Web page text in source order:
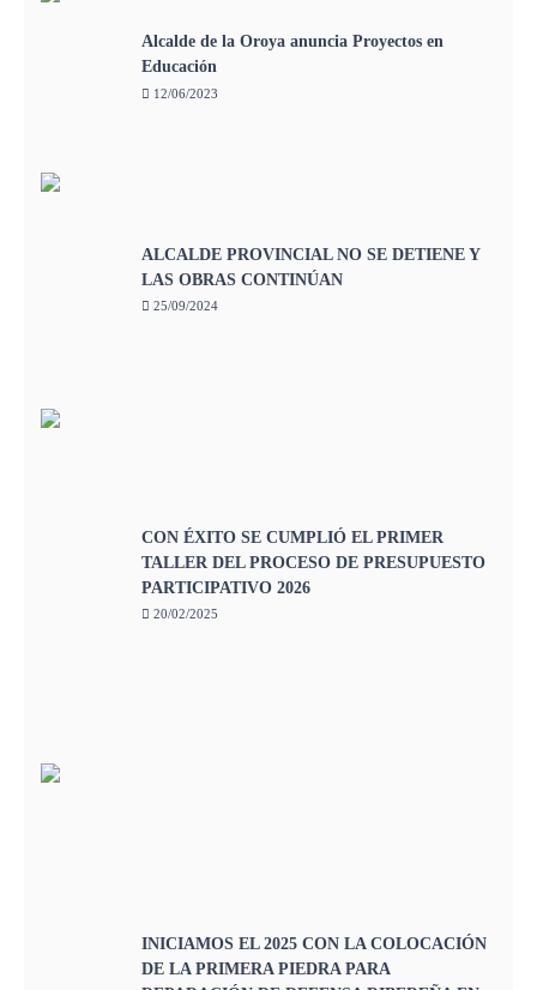
Alcalde de la Oroya anuncia Proyectos en
Educación
12/06/2023
ALCALDE PROVINCIAL NO SE DETIENE Y
LAS OBRAS CONTINÚAN
25/09/2024
CON ÉXITO SE CUMPLIÓ EL PRIMER
TALLER DEL PROCESO DE PRESUPUESTO
PARTICIPATIVO 2026
20/02/2025
INICIAMOS EL 2025 CON LA COLOCACIÓN
DE LA PRIMERA PIEDRA PARA